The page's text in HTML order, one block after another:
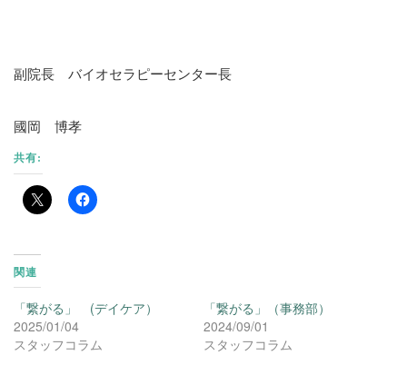
副院長 バイオセラピーセンター長
國岡 博孝
共有:
関連
「繋がる」 (デイケア）
2025/01/04
スタッフコラム
「繋がる」（事務部）
2024/09/01
スタッフコラム